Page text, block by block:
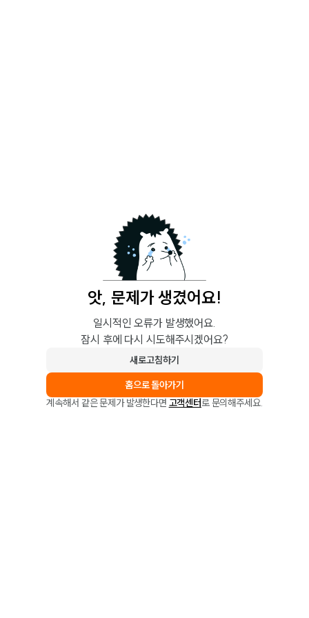
앗, 문제가 생겼어요!
일시적인 오류가 발생했어요.
잠시 후에 다시 시도해주시겠어요?
새로고침하기
홈으로 돌아가기
계속해서 같은 문제가 발생한다면 고객센터로 문의해주세요.